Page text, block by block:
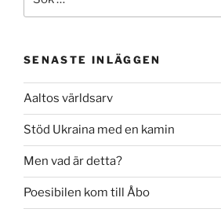
efter:
SENASTE INLÄGGEN
Aaltos världsarv
Stöd Ukraina med en kamin
Men vad är detta?
Poesibilen kom till Åbo